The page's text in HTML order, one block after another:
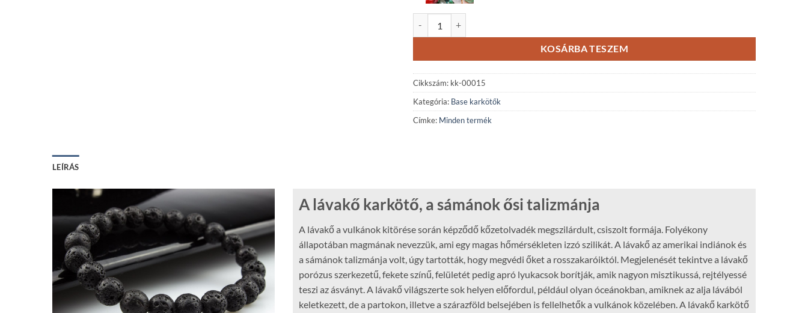
KOSÁRBA TESZEM
Cikkszám: kk-00015
Kategória: Base karkötők
Címke: Minden termék
LEÍRÁS
A lávakő karkötő, a sámánok ősi talizmánja
A lávakő a vulkánok kitörése során képződő kőzetolvadék megszilárdult, csiszolt formája. Folyékony
állapotában magmának nevezzük, ami egy magas hőmérsékleten izzó szilikát. A lávakő az amerikai indiánok és
a sámánok talizmánja volt, úgy tartották, hogy megvédi őket a rosszakaróiktól. Megjelenését tekintve a lávakő
porózus szerkezetű, fekete színű, felületét pedig apró lyukacsok borítják, amik nagyon misztikussá, rejtélyessé
teszi az ásványt. A lávakő világszerte sok helyen előfordul, például olyan óceánokban, amiknek az alja lávából
keletkezett, de a partokon, illetve a szárazföld belsejében is fellelhetők a vulkánok közelében. A lávakő karkötő